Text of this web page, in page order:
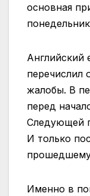
основная
Английский
перечислил
жалобы. В
перед
Следующей
И только
Именно в